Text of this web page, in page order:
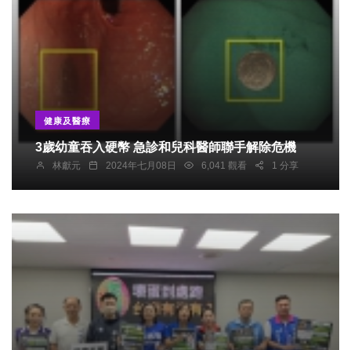
健康及醫療
3歲幼童吞入硬幣 急診和兒科醫師聯手解除危機
林獻元 2024年七月08日 6,041 觀看 1 分享